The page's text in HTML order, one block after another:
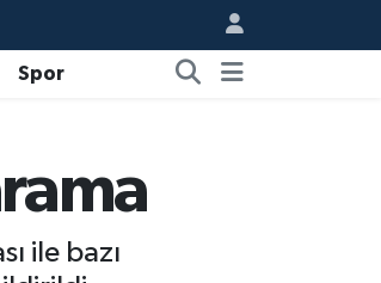
Spor
ile bazı